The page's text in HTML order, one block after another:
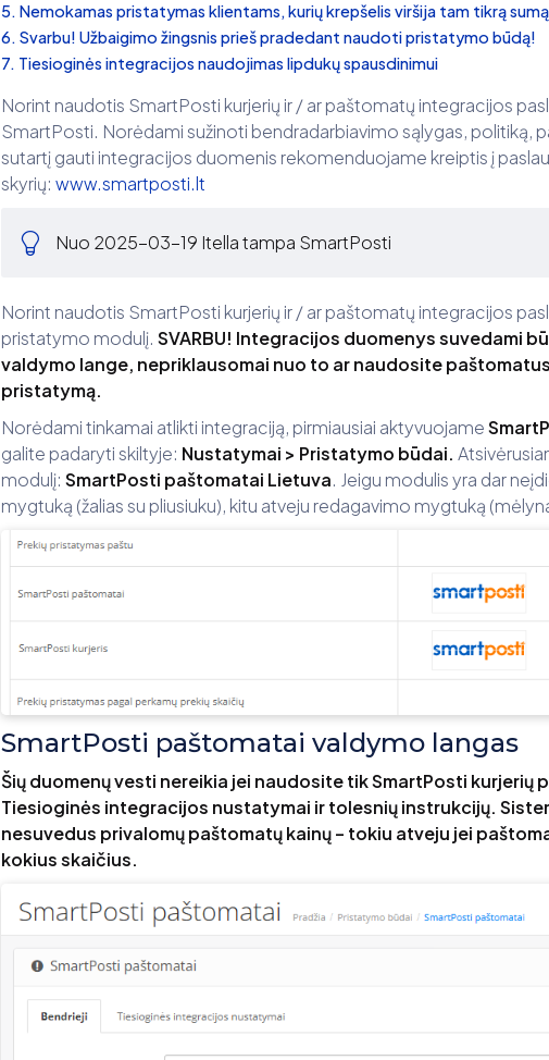
Nemokamas pristatymas klientams, kurių krepšelis viršija tam tikrą sumą
Svarbu! Užbaigimo žingsnis prieš pradedant naudoti pristatymo būdą!
Tiesioginės integracijos naudojimas lipdukų spausdinimui
Norint naudotis SmartPosti kurjerių ir / ar paštomatų integracijos
SmartPosti. Norėdami sužinoti bendradarbiavimo sąlygas, politiką,
sutartį gauti integracijos duomenis rekomenduojame kreiptis į
skyrių: www.smartposti.lt
Nuo 2025-03-19 Itella tampa SmartPosti
Norint naudotis SmartPosti kurjerių ir / ar paštomatų integracijos
pristatymo modulį. SVARBU! Integracijos duomenys suvedami
valdymo lange, nepriklausomai nuo to ar naudosite
pristatymą.
Norėdami tinkamai atlikti integraciją, pirmiausiai aktyvuojame
galite padaryti skiltyje: Nustatymai > Pristatymo būdai.
modulį: SmartPosti paštomatai Lietuva. Jeigu modulis yra dar
mygtuką (žalias su pliusiuku), kitu atveju redagavimo mygtuką
SmartPosti paštomatai valdymo langas
Šių duomenų vesti nereikia jei naudosite tik SmartPosti
Tiesioginės integracijos nustatymai ir tolesnių instrukcijų.
nesuvedus privalomų paštomatų kainų – tokiu atveju jei
kokius skaičius.